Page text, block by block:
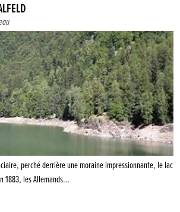
perché derrière une moraine impressionnante, le lac
1883, les Allemands…